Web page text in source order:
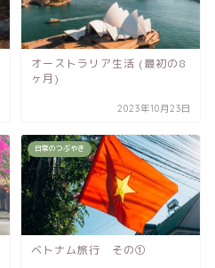
オーストラリア生活 (最初の8
ヶ月)
2023年10月23日
日常のつぶやき
ベトナム旅行 その①